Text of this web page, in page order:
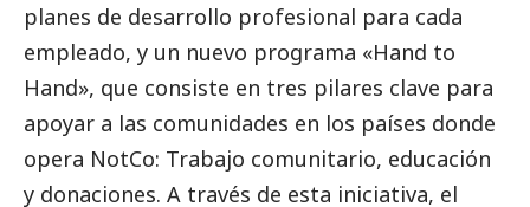
planes de desarrollo profesional para cada
empleado, y un nuevo programa «Hand to
Hand», que consiste en tres pilares clave para
apoyar a las comunidades en los países donde
opera NotCo: Trabajo comunitario, educación
y donaciones. A través de esta iniciativa, el